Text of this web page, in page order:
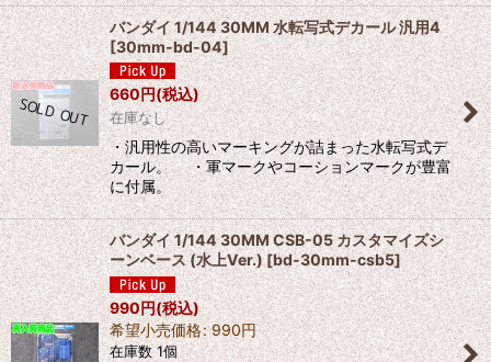
バンダイ 1/144 30MM 水転写式デカール 汎用4
[30mm-bd-04]
660円(税込)
在庫なし
・汎用性の高いマーキングが詰まった水転写式デ
カール。 ・軍マークやコーションマークが豊富
に付属。
バンダイ 1/144 30MM CSB-05 カスタマイズシ
ーンベース (水上Ver.) [bd-30mm-csb5]
990円(税込)
希望小売価格: 990円
在庫数 1個